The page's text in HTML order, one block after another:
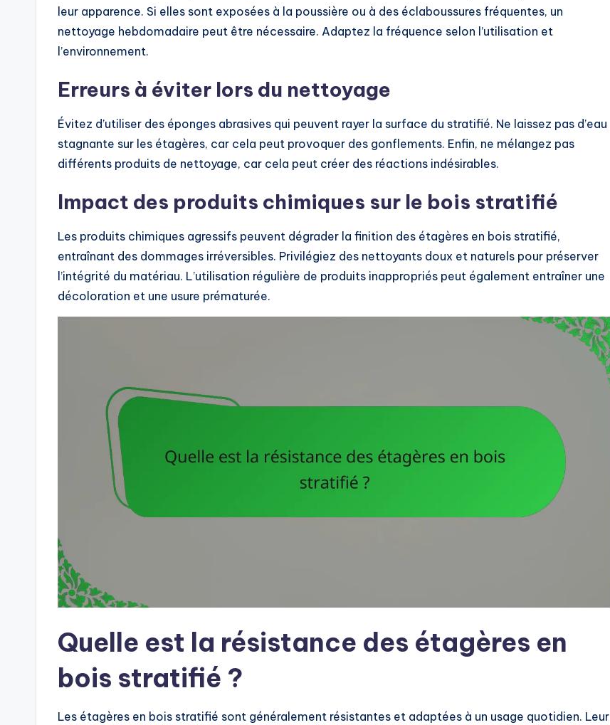
leur apparence. Si elles sont exposées à la poussière ou à des éclaboussures fréquentes, un
nettoyage hebdomadaire peut être nécessaire. Adaptez la fréquence selon l’utilisation et
l’environnement.
Erreurs à éviter lors du nettoyage
Évitez d’utiliser des éponges abrasives qui peuvent rayer la surface du stratifié. Ne laissez pas d’eau
stagnante sur les étagères, car cela peut provoquer des gonflements. Enfin, ne mélangez pas
différents produits de nettoyage, car cela peut créer des réactions indésirables.
Impact des produits chimiques sur le bois stratifié
Les produits chimiques agressifs peuvent dégrader la finition des étagères en bois stratifié,
entraînant des dommages irréversibles. Privilégiez des nettoyants doux et naturels pour préserver
l’intégrité du matériau. L’utilisation régulière de produits inappropriés peut également entraîner une
décoloration et une usure prématurée.
Quelle est la résistance des étagères en
bois stratifié ?
Les étagères en bois stratifié sont généralement résistantes et adaptées à un usage quotidien. Leur